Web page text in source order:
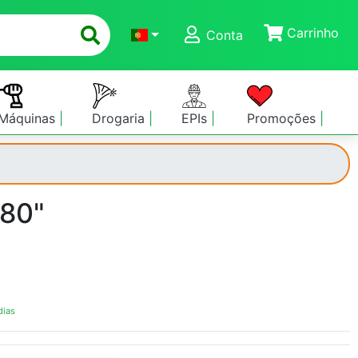
Conta
Carrinho
Drogaria EPIs Promoções